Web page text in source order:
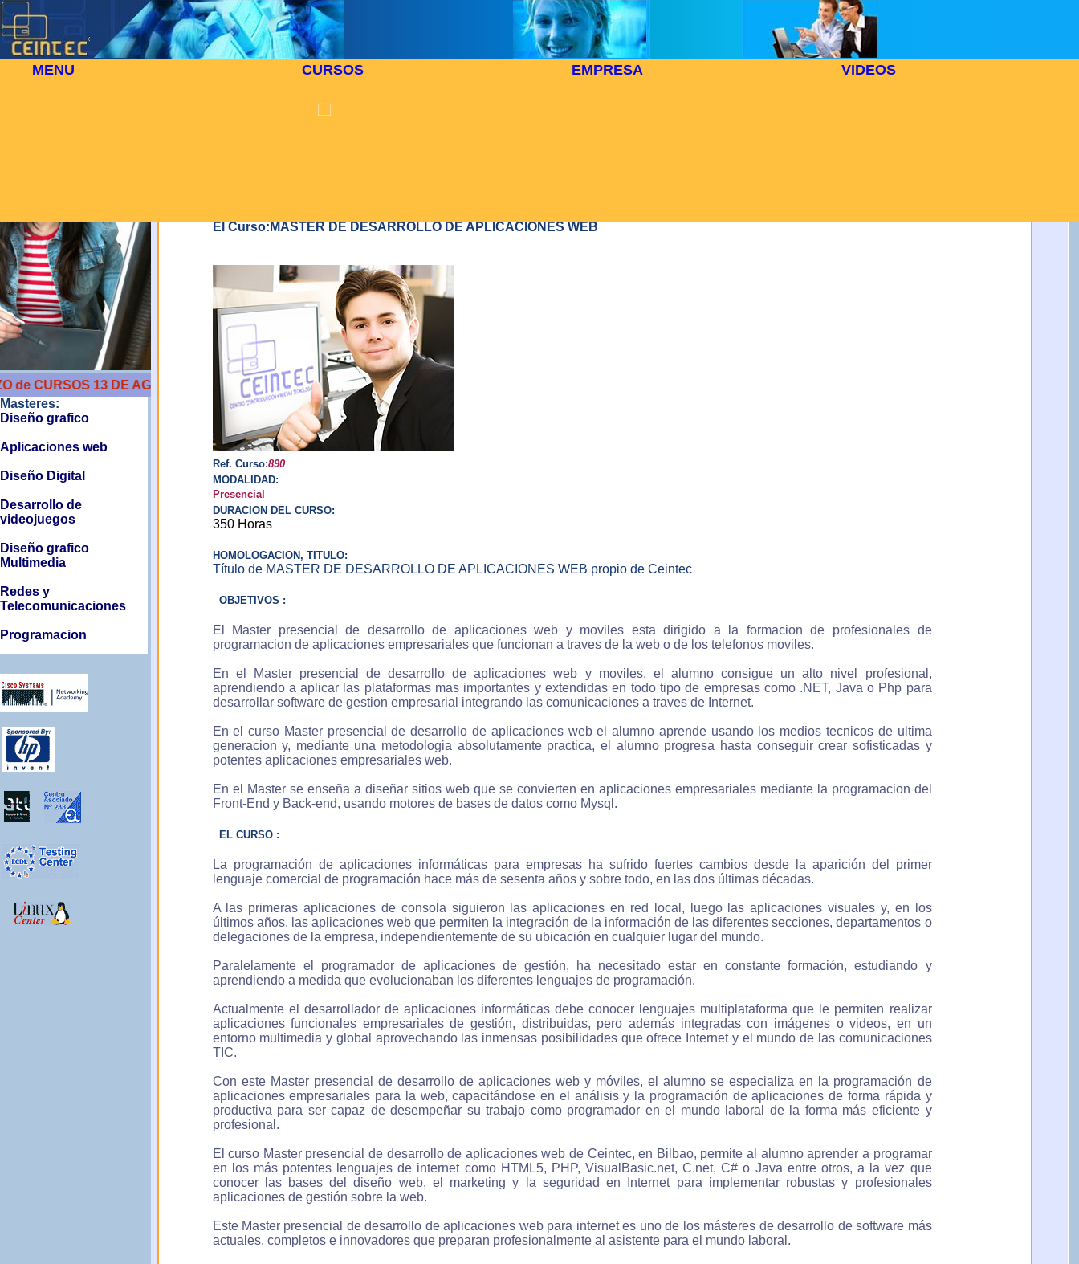
MENU CURSOS EMPRESA VIDEOS
13 DE AGOSTO
Masteres:
Diseño grafico
Aplicaciones web
Diseño Digital
Desarrollo de
videojuegos
Diseño grafico
Multimedia
Redes y
Telecomunicaciones
Programacion
Master de Big data
Cursos especialización:
Diseñador gráfico
Interiorista
Programador de
⬜
El Curso:MASTER DE DESARROLLO DE APLICACIONES WEB
Ref. Curso:890
MODALIDAD:
Presencial
DURACION DEL CURSO:
350 Horas
HOMOLOGACION, TITULO:
Título de MASTER DE DESARROLLO DE APLICACIONES WEB propio de Ceintec
OBJETIVOS :
El Master presencial de desarrollo de aplicaciones web y moviles esta dirigido a la formacion de profesionales de
programacion de aplicaciones empresariales que funcionan a traves de la web o de los telefonos moviles.
En el Master presencial de desarrollo de aplicaciones web y moviles, el alumno consigue un alto nivel profesional,
aprendiendo a aplicar las plataformas mas importantes y extendidas en todo tipo de empresas como .NET, Java o Php para
desarrollar software de gestion empresarial integrando las comunicaciones a traves de Internet.
En el curso Master presencial de desarrollo de aplicaciones web el alumno aprende usando los medios tecnicos de ultima
generacion y, mediante una metodologia absolutamente practica, el alumno progresa hasta conseguir crear sofisticadas y
potentes aplicaciones empresariales web.
En el Master se enseña a diseñar sitios web que se convierten en aplicaciones empresariales mediante la programacion del
Front-End y Back-end, usando motores de bases de datos como Mysql.
EL CURSO :
La programación de aplicaciones informáticas para empresas ha sufrido fuertes cambios desde la aparición del primer
lenguaje comercial de programación hace más de sesenta años y sobre todo, en las dos últimas décadas.
A las primeras aplicaciones de consola siguieron las aplicaciones en red local, luego las aplicaciones visuales y, en los
últimos años, las aplicaciones web que permiten la integración de la información de las diferentes secciones, departamentos o
delegaciones de la empresa, independientemente de su ubicación en cualquier lugar del mundo.
Paralelamente el programador de aplicaciones de gestión, ha necesitado estar en constante formación, estudiando y
aprendiendo a medida que evolucionaban los diferentes lenguajes de programación.
Actualmente el desarrollador de aplicaciones informáticas debe conocer lenguajes multiplataforma que le permiten realizar
aplicaciones funcionales empresariales de gestión, distribuidas, pero además integradas con imágenes o videos, en un
entorno multimedia y global aprovechando las inmensas posibilidades que ofrece Internet y el mundo de las comunicaciones
TIC.
Con este Master presencial de desarrollo de aplicaciones web y móviles, el alumno se especializa en la programación de
aplicaciones empresariales para la web, capacitándose en el análisis y la programación de aplicaciones de forma rápida y
productiva para ser capaz de desempeñar su trabajo como programador en el mundo laboral de la forma más eficiente y
profesional.
El curso Master presencial de desarrollo de aplicaciones web de Ceintec, en Bilbao, permite al alumno aprender a programar
en los más potentes lenguajes de internet como HTML5, PHP, VisualBasic.net, C.net, C# o Java entre otros, a la vez que
conocer las bases del diseño web, el marketing y la seguridad en Internet para implementar robustas y profesionales
aplicaciones de gestión sobre la web.
Este Master presencial de desarrollo de aplicaciones web para internet es uno de los másteres de desarrollo de software más
actuales, completos e innovadores que preparan profesionalmente al asistente para el mundo laboral.
Usted tiene derecho a solicitar y obtener información de sus datos de
comunicandolo por email a:
Centro para la Introducción de Nuevas Tecnologías C/ Ercilla 42-44
(Galerías Isalo) - 48011 Bilbao-Bilbo (Vizcaya-Bizkaia) ESPAÑA